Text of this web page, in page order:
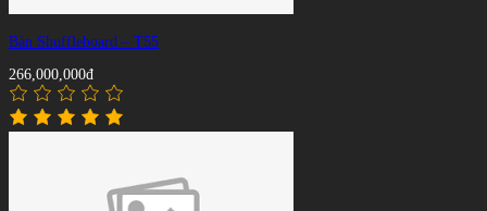
Bàn Shuffleboard – T55
266,000,000đ